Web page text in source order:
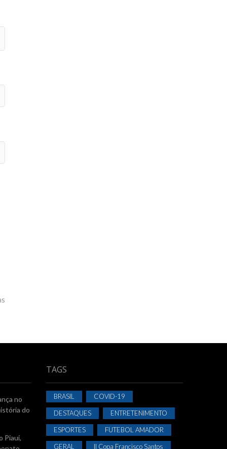
no
do
Piauí,
TAGS
BRASIL COVID-19
DESTAQUES ENTRETENIMENTO
ESPORTES FUTEBOL AMADOR
GERAL II Copa Francisco Santos